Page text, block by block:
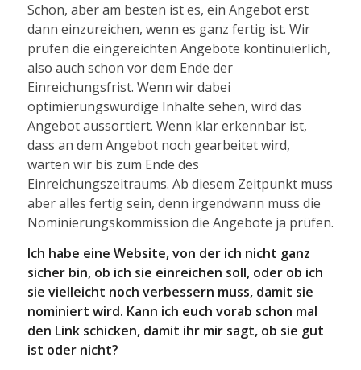
Schon, aber am besten ist es, ein Angebot erst
dann einzureichen, wenn es ganz fertig ist. Wir
prüfen die eingereichten Angebote kontinuierlich,
also auch schon vor dem Ende der
Einreichungsfrist. Wenn wir dabei
optimierungswürdige Inhalte sehen, wird das
Angebot aussortiert. Wenn klar erkennbar ist,
dass an dem Angebot noch gearbeitet wird,
warten wir bis zum Ende des
Einreichungszeitraums. Ab diesem Zeitpunkt muss
aber alles fertig sein, denn irgendwann muss die
Nominierungskommission die Angebote ja prüfen.
Ich habe eine Website, von der ich nicht ganz
sicher bin, ob ich sie einreichen soll, oder ob ich
sie vielleicht noch verbessern muss, damit sie
nominiert wird. Kann ich euch vorab schon mal
den Link schicken, damit ihr mir sagt, ob sie gut
ist oder nicht?